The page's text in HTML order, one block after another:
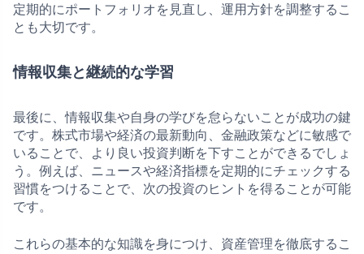
定期的にポートフォリオを見直し、運用方針を調整するこ
とも大切です。
情報収集と継続的な学習
最後に、情報収集や自身の学びを怠らないことが成功の鍵
です。株式市場や経済の最新動向、金融政策などに敏感で
いることで、より良い投資判断を下すことができるでしょ
う。例えば、ニュースや経済指標を定期的にチェックする
習慣をつけることで、次の投資のヒントを得ることが可能
です。
これらの基本的な知識を身につけ、資産管理を徹底するこ